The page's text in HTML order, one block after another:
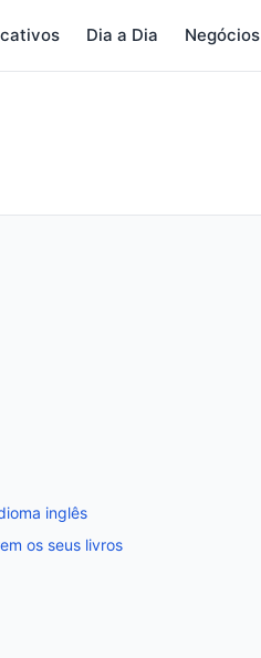
Dia a Dia Negócios
inglês
os seus livros